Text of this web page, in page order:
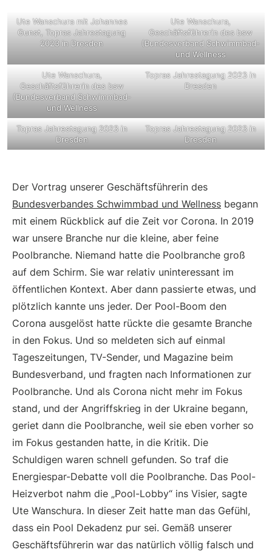
Ute Wanschura mit Johannes
Gunst, Topras Jahrestagung
2023 in Dresden
Ute Wanschura,
Geschäftsführerin des bsw
(Bundesverband Schwimmbad-
und Wellness
Ute Wanschura,
Geschäftsführerin des bsw
(Bundesverband Schwimmbad-
und Wellness
Topras Jahrestagung 2023 in
Dresden
Topras Jahrestagung 2023 in
Dresden
Topras Jahrestagung 2023 in
Dresden
Der Vortrag unserer Geschäftsführerin des
Bundesverbandes Schwimmbad und Wellness begann
mit einem Rückblick auf die Zeit vor Corona. In 2019
war unsere Branche nur die kleine, aber feine
Poolbranche. Niemand hatte die Poolbranche groß
auf dem Schirm. Sie war relativ uninteressant im
öffentlichen Kontext. Aber dann passierte etwas, und
plötzlich kannte uns jeder. Der Pool-Boom den
Corona ausgelöst hatte rückte die gesamte Branche
in den Fokus. Und so meldeten sich auf einmal
Tageszeitungen, TV-Sender, und Magazine beim
Bundesverband, und fragten nach Informationen zur
Poolbranche. Und als Corona nicht mehr im Fokus
stand, und der Angriffskrieg in der Ukraine begann,
geriet dann die Poolbranche, weil sie eben vorher so
im Fokus gestanden hatte, in die Kritik. Die
Schuldigen waren schnell gefunden. So traf die
Energiespar-Debatte voll die Poolbranche. Das Pool-
Heizverbot nahm die „Pool-Lobby“ ins Visier, sagte
Ute Wanschura. In dieser Zeit hatte man das Gefühl,
dass ein Pool Dekadenz pur sei. Gemäß unserer
Geschäftsführerin war das natürlich völlig falsch und